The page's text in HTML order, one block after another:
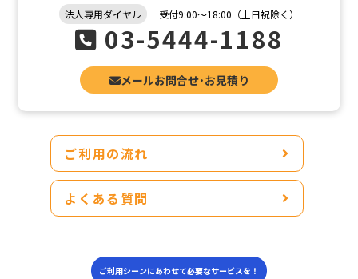
法人専用ダイヤル 受付9:00～18:00（土日祝除く）
03-5444-1188
メールお問合せ･お見積り
ご利用の流れ
よくある質問
ご利用シーンにあわせて必要なサービスを！